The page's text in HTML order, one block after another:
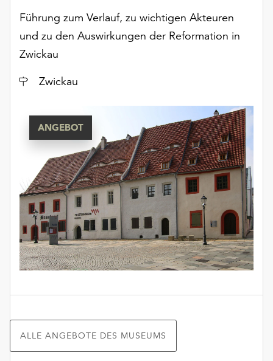
Weitere
Informationen
finden
Datenschutzerklärung
dem
Impressum
Führung zum Verlauf, zu wichtigen Akteuren
und zu den Auswirkungen der Reformation in
Zwickau
Ort
Zwickau
ANGEBOT
ALLE ANGEBOTE DES MUSEUMS